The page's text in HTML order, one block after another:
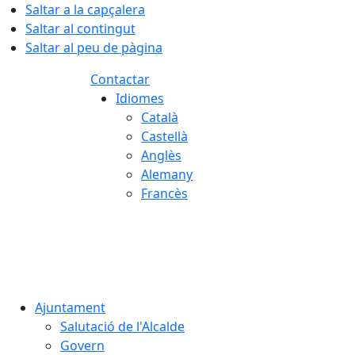
Saltar a la capçalera
Saltar al contingut
Saltar al peu de pàgina
Contactar
Idiomes
Català
Castellà
Anglès
Alemany
Francès
Ajuntament
Salutació de l'Alcalde
Govern